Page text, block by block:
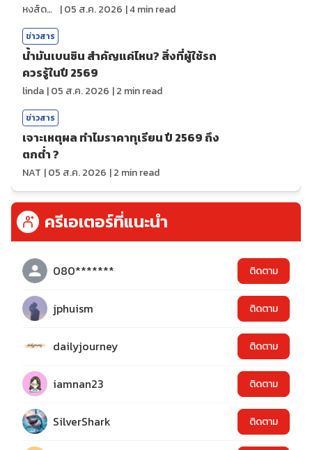
หงส์ดรุณ |05 ส.ค. 2026 |4min read
ข่าวสาร
น้ำมันเบนซิน สำคัญแค่ไหน? สิ่งที่ผู้ใช้รถ
ควรรู้ในปี 2569
linda |05 ส.ค. 2026 |2 min read
ข่าวสาร
เจาะเหตุผล ทำไมราคาทุเรียน ปี 2569 ถึง
ตกต่ำ ?
NAT |05 ส.ค. 2026 |2 min read
ครีเอเตอร์ที่แนะนำ
080******* ติดตาม
jphuism ติดตาม
dailyjourney ติดตาม
iamnan23 ติดตาม
SilverShark ติดตาม